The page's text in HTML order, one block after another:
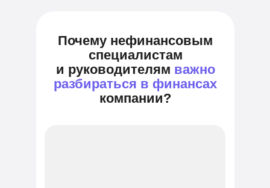
Почему нефинансовым
специалистам
и руководителям важно
разбираться в финансах
компании?